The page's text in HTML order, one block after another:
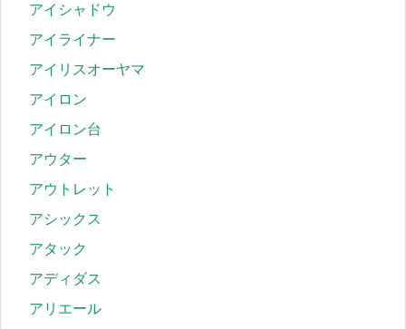
アイシャドウ
アイライナー
アイリスオーヤマ
アイロン
アイロン台
アウター
アウトレット
アシックス
アタック
アディダス
アリエール